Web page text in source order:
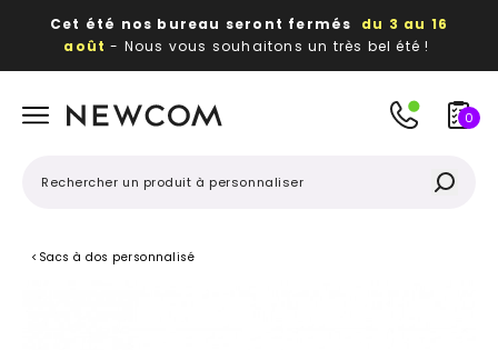
Cet été nos bureau seront fermés du 3 au 16
août - Nous vous souhaitons un très bel été !
publicitaires
0
< Sacs à dos personnalisé